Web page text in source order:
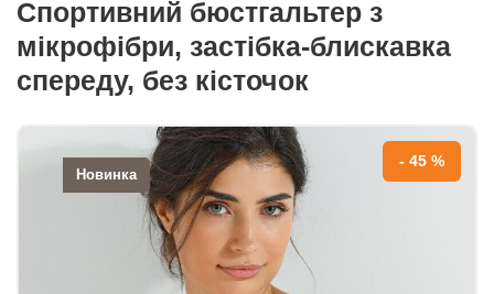
Спортивний бюстгальтер з
мікрофібри, застібка-блискавка
спереду, без кісточок
Новинка
- 45 %